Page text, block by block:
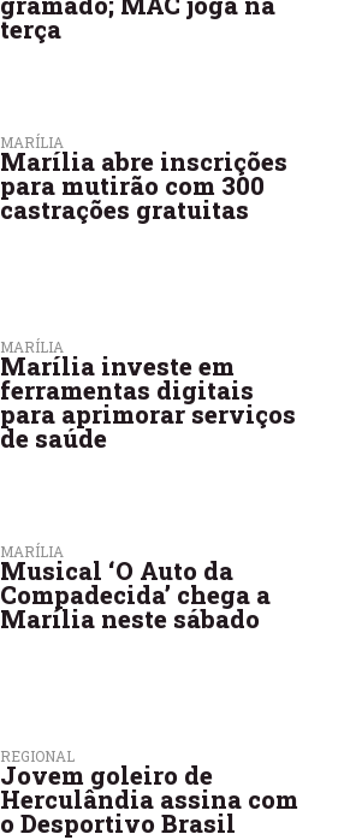
terça
MARÍLIA
Marília abre inscrições
para mutirão com 300
castrações gratuitas
MARÍLIA
Marília investe em
ferramentas digitais
para aprimorar serviços
de saúde
MARÍLIA
Musical ‘O Auto da
Compadecida’ chega a
Marília neste sábado
REGIONAL
Jovem goleiro de
Herculândia assina com
o Desportivo Brasil